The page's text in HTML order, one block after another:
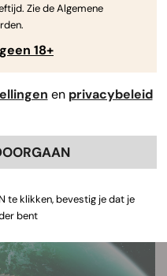
zaden?
Zie de Algemene
18+
en privacybeleid
te klikken, bevestig je dat je
bent